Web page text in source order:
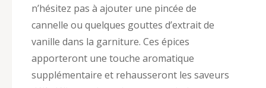
n’hésitez pas à ajouter une pincée de
cannelle ou quelques gouttes d’extrait de
vanille dans la garniture. Ces épices
apporteront une touche aromatique
supplémentaire et rehausseront les saveurs